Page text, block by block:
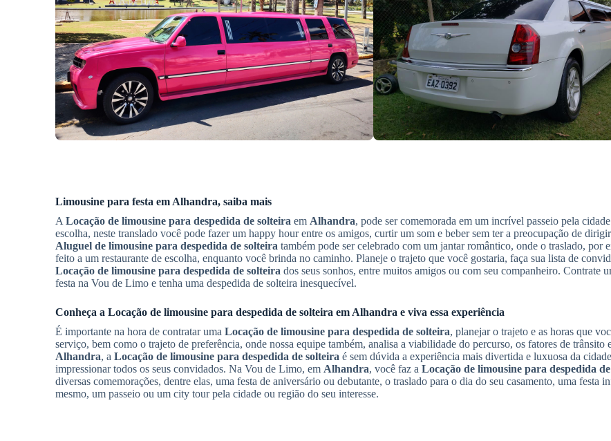
Limousine para festa em Alhandra, saiba mais
A Locação de limousine para despedida de solteira em Alhandra, pode ser comemorada em um incrível passeio pela
escolha, neste translado você pode fazer um happy hour entre os amigos, curtir um som e beber sem ter a preocupação de
Aluguel de limousine para despedida de solteira também pode ser celebrado com um jantar romântico, onde o traslado, por
feito a um restaurante de escolha, enquanto você brinda no caminho. Planeje o trajeto que você gostaria, faça sua lista de
Locação de limousine para despedida de solteira dos seus sonhos, entre muitos amigos ou com seu companheiro. Contrate
festa na Vou de Limo e tenha uma despedida de solteira inesquecível.
Conheça a Locação de limousine para despedida de solteira em Alhandra e viva essa experiência
É importante na hora de contratar uma Locação de limousine para despedida de solteira, planejar o trajeto e as horas que
serviço, bem como o trajeto de preferência, onde nossa equipe também, analisa a viabilidade do percurso, os fatores de trânsito
Alhandra, a Locação de limousine para despedida de solteira é sem dúvida a experiência mais divertida e luxuosa da
impressionar todos os seus convidados. Na Vou de Limo, em Alhandra, você faz a Locação de limousine para despedida
diversas comemorações, dentre elas, uma festa de aniversário ou debutante, o traslado para o dia do seu casamento, uma festa
mesmo, um passeio ou um city tour pela cidade ou região do seu interesse.